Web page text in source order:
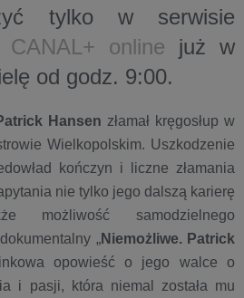
tylko w serwisie
CANAL+ online już w
od godz. 9:00.
Hansen złamał kręgosłup w
Wielkopolskim. Uszkodzenie
kończyn i liczne złamania
nie tylko jego dalszą karierę
możliwość samodzielnego
„Niemożliwe. Patrick
opowieść o jego walce o
i pasji, która niemal została mu